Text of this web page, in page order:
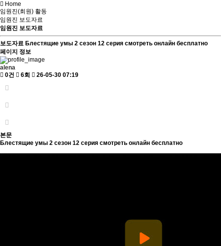
Home
임원진(회원) 활동
임원진 보도자료
임원진 보도자료
보도자료 Блестящие умы 2 сезон 12 серия смотреть онлайн бесплатно
페이지 정보
alena
0건
6회 26-05-30 07:19
본문
Блестящие умы 2 сезон 12 серия смотреть онлайн бесплатно